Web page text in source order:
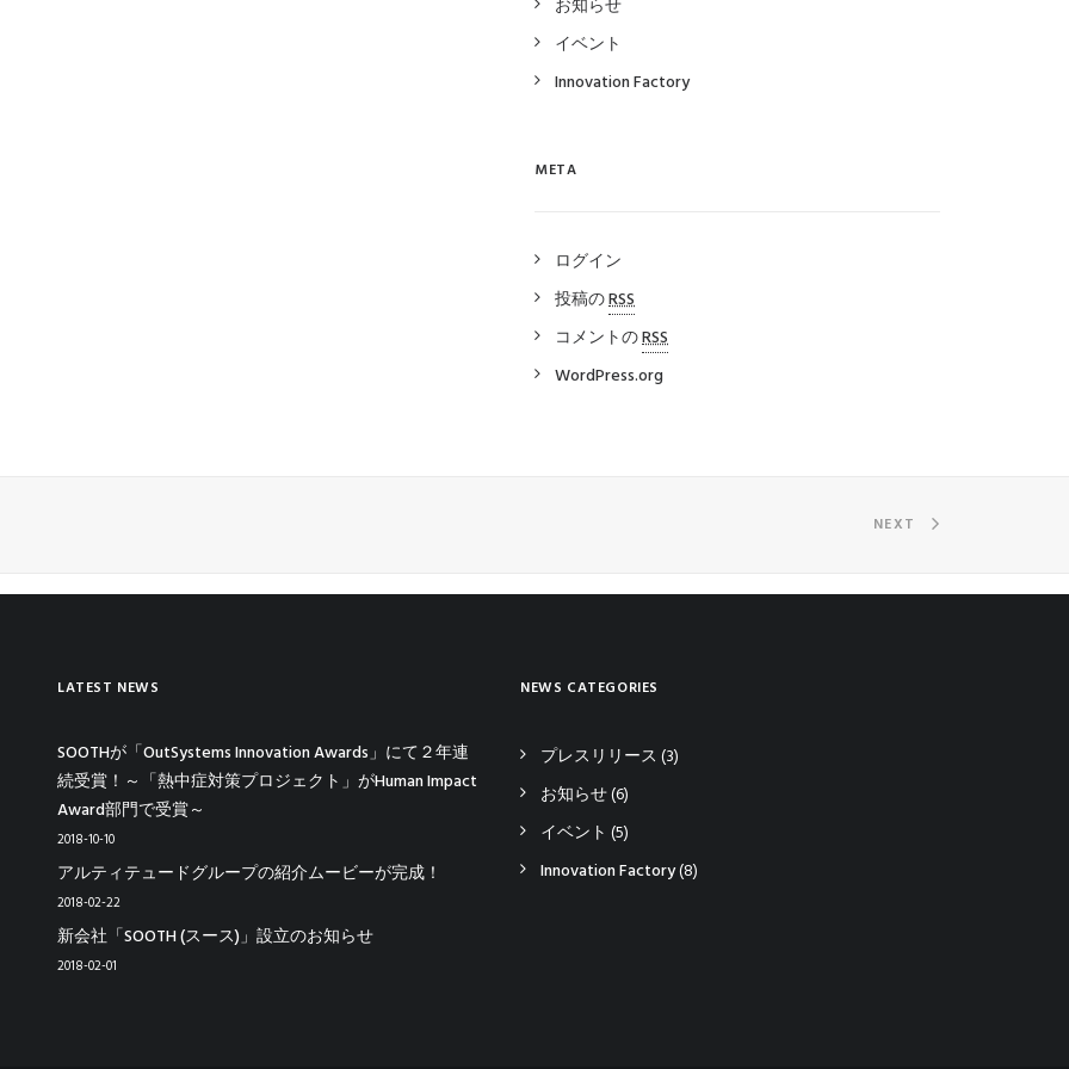
お知らせ
イベント
Innovation Factory
META
ログイン
投稿のRSS
コメントのRSS
WordPress.org
NEXT
LATEST NEWS
SOOTHが「OutSystems Innovation Awards」にて２年連
続受賞！～「熱中症対策プロジェクト」がHuman Impact
Award部門で受賞～
2018-10-10
アルティテュードグループの紹介ムービーが完成！
2018-02-22
新会社「SOOTH (スース)」設立のお知らせ
2018-02-01
NEWS CATEGORIES
プレスリリース (3)
お知らせ(6)
イベント (5)
Innovation Factory(8)